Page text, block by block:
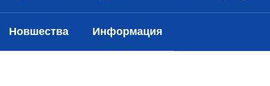
Новшества Информация